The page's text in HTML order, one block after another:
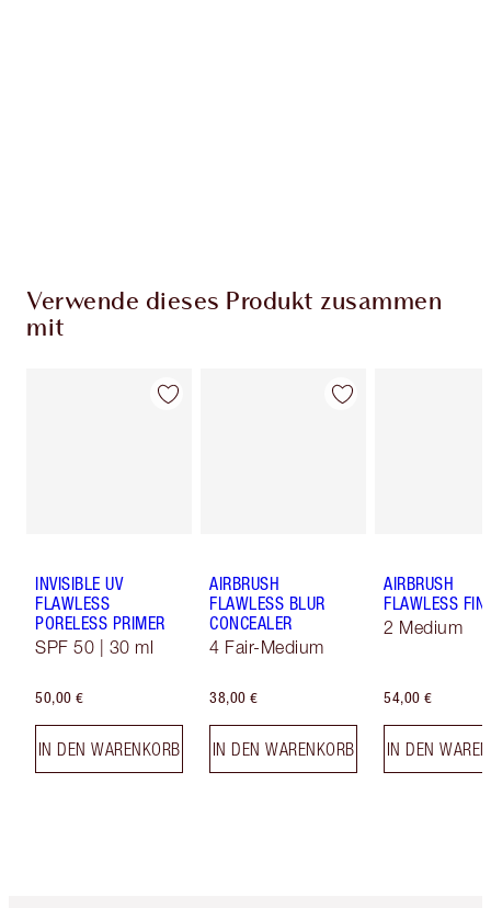
Verwende dieses Produkt zusammen
mit
INVISIBLE UV
FLAWLESS
PORELESS PRIMER
SPF 50 | 30 ml
50,00 €
IN DEN WARENKORB
AIRBRUSH
FLAWLESS BLUR
CONCEALER
4 Fair-Medium
38,00 €
IN DEN WARENKORB
AIRBRUSH
FLAWLESS
2 Medium
54,00 €
IN DEN